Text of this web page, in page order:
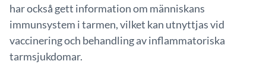
har också gett information om människans
immunsystem i tarmen, vilket kan utnyttjas vid
vaccinering och behandling av inflammatoriska
tarmsjukdomar.